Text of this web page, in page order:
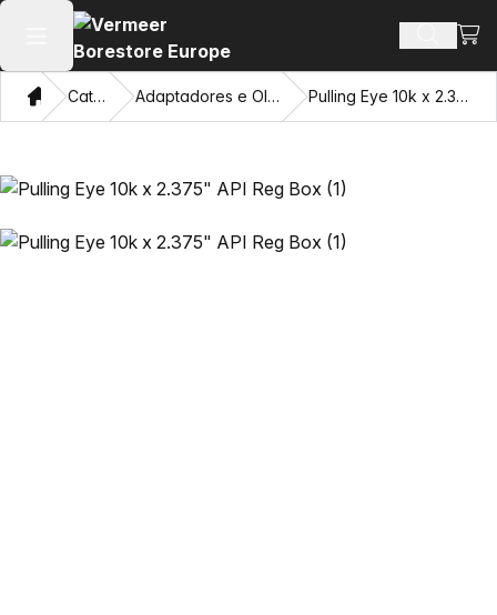
Abrir menu principal Busca
Ver
Casa Catálogo Adaptadores e Olhos Puxadores Pulling Eye 10k x 2.375" API Reg Box